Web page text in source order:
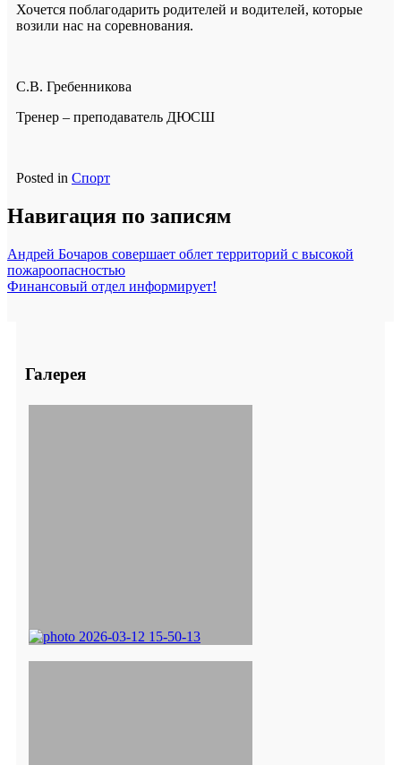
Хочется поблагодарить родителей и водителей, которые
возили нас на соревнования.
С.В. Гребенникова
Тренер – преподаватель ДЮСШ
Posted in Спорт
Навигация по записям
Андрей Бочаров совершает облет территорий с высокой
пожароопасностью
Финансовый отдел информирует!
Галерея